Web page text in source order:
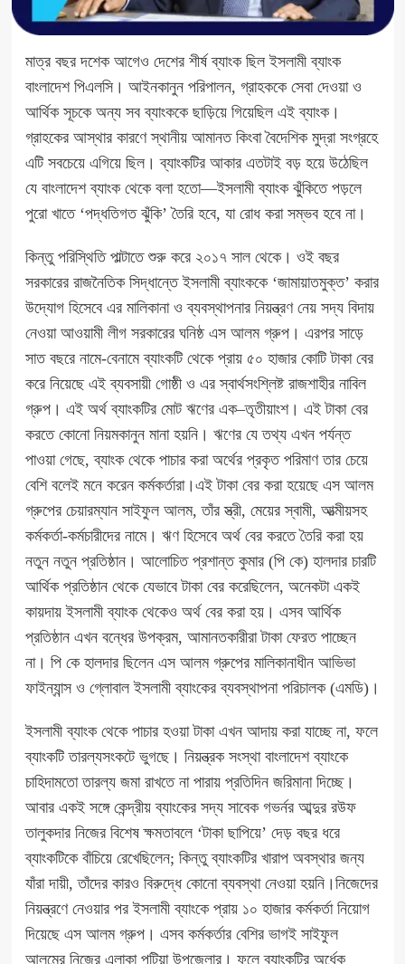
মাত্র বছর দশেক আগেও দেশের শীর্ষ ব্যাংক ছিল ইসলামী ব্যাংক
বাংলাদেশ পিএলসি। আইনকানুন পরিপালন, গ্রাহককে সেবা দেওয়া ও
আর্থিক সূচকে অন্য সব ব্যাংককে ছাড়িয়ে গিয়েছিল এই ব্যাংক।
গ্রাহকের আস্থার কারণে স্থানীয় আমানত কিংবা বৈদেশিক মুদ্রা সংগ্রহে
এটি সবচেয়ে এগিয়ে ছিল। ব্যাংকটির আকার এতটাই বড় হয়ে উঠেছিল
যে বাংলাদেশ ব্যাংক থেকে বলা হতো—ইসলামী ব্যাংক ঝুঁকিতে পড়লে
পুরো খাতে ‘পদ্ধতিগত ঝুঁকি’ তৈরি হবে, যা রোধ করা সম্ভব হবে না।
কিন্তু পরিস্থিতি পাল্টাতে শুরু করে ২০১৭ সাল থেকে। ওই বছর
সরকারের রাজনৈতিক সিদ্ধান্তে ইসলামী ব্যাংককে ‘জামায়াতমুক্ত’ করার
উদ্যোগ হিসেবে এর মালিকানা ও ব্যবস্থাপনার নিয়ন্ত্রণ নেয় সদ্য বিদায়
নেওয়া আওয়ামী লীগ সরকারের ঘনিষ্ঠ এস আলম গ্রুপ। এরপর সাড়ে
সাত বছরে নামে-বেনামে ব্যাংকটি থেকে প্রায় ৫০ হাজার কোটি টাকা বের
করে নিয়েছে এই ব্যবসায়ী গোষ্ঠী ও এর স্বার্থসংশ্লিষ্ট রাজশাহীর নাবিল
গ্রুপ। এই অর্থ ব্যাংকটির মোট ঋণের এক–তৃতীয়াংশ। এই টাকা বের
করতে কোনো নিয়মকানুন মানা হয়নি। ঋণের যে তথ্য এখন পর্যন্ত
পাওয়া গেছে, ব্যাংক থেকে পাচার করা অর্থের প্রকৃত পরিমাণ তার চেয়ে
বেশি বলেই মনে করেন কর্মকর্তারা।এই টাকা বের করা হয়েছে এস আলম
গ্রুপের চেয়ারম্যান সাইফুল আলম, তাঁর স্ত্রী, মেয়ের স্বামী, আত্মীয়সহ
কর্মকর্তা-কর্মচারীদের নামে। ঋণ হিসেবে অর্থ বের করতে তৈরি করা হয়
নতুন নতুন প্রতিষ্ঠান। আলোচিত প্রশান্ত কুমার (পি কে) হালদার চারটি
আর্থিক প্রতিষ্ঠান থেকে যেভাবে টাকা বের করেছিলেন, অনেকটা একই
কায়দায় ইসলামী ব্যাংক থেকেও অর্থ বের করা হয়। এসব আর্থিক
প্রতিষ্ঠান এখন বন্ধের উপক্রম, আমানতকারীরা টাকা ফেরত পাচ্ছেন
না। পি কে হালদার ছিলেন এস আলম গ্রুপের মালিকানাধীন আভিভা
ফাইন্যান্স ও গ্লোবাল ইসলামী ব্যাংকের ব্যবস্থাপনা পরিচালক (এমডি)।
ইসলামী ব্যাংক থেকে পাচার হওয়া টাকা এখন আদায় করা যাচ্ছে না, ফলে
ব্যাংকটি তারল্যসংকটে ভুগছে। নিয়ন্ত্রক সংস্থা বাংলাদেশ ব্যাংকে
চাহিদামতো তারল্য জমা রাখতে না পারায় প্রতিদিন জরিমানা দিচ্ছে।
আবার একই সঙ্গে কেন্দ্রীয় ব্যাংকের সদ্য সাবেক গভর্নর আব্দুর রউফ
তালুকদার নিজের বিশেষ ক্ষমতাবলে ‘টাকা ছাপিয়ে’ দেড় বছর ধরে
ব্যাংকটিকে বাঁচিয়ে রেখেছিলেন; কিন্তু ব্যাংকটির খারাপ অবস্থার জন্য
যাঁরা দায়ী, তাঁদের কারও বিরুদ্ধে কোনো ব্যবস্থা নেওয়া হয়নি।নিজেদের
নিয়ন্ত্রণে নেওয়ার পর ইসলামী ব্যাংকে প্রায় ১০ হাজার কর্মকর্তা নিয়োগ
দিয়েছে এস আলম গ্রুপ। এসব কর্মকর্তার বেশির ভাগই সাইফুল
আলমের নিজের এলাকা পটিয়া উপজেলার। ফলে ব্যাংকটির অর্ধেক